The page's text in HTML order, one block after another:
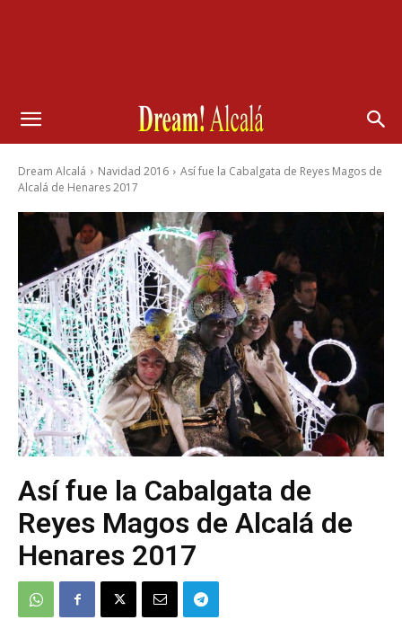
Dream Alcalá Navidad 2016
Así fue la Cabalgata de Reyes Magos de
Alcalá de Henares 2017
Así fue la Cabalgata de
Reyes Magos de Alcalá de
Henares 2017